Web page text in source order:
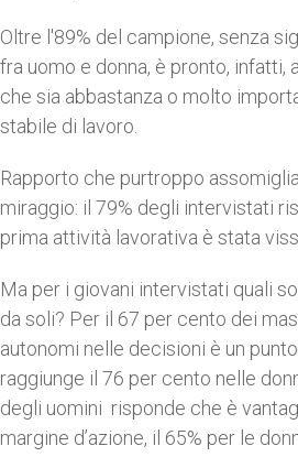
Oltre l'89% del campione, senza
fra uomo e donna, è pronto, infatti,
che sia abbastanza o molto
stabile di lavoro.
Rapporto che purtroppo
miraggio: il 79% degli intervistati
prima attività lavorativa è stata
Ma per i giovani intervistati quali
da soli? Per il 67 per cento dei
autonomi nelle decisioni è un
raggiunge il 76 per cento nelle
degli uomini risponde che è
margine d’azione, il 65% per le